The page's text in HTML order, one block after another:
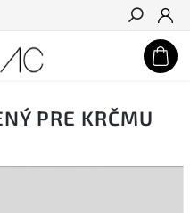
Hľadať
PRE KRČMU